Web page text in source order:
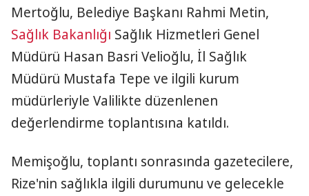
Mertoğlu, Belediye Başkanı Rahmi Metin,
Sağlık Bakanlığı Sağlık Hizmetleri Genel
Müdürü Hasan Basri Velioğlu, İl Sağlık
Müdürü Mustafa Tepe ve ilgili kurum
müdürleriyle Valilikte düzenlenen
değerlendirme toplantısına katıldı.
Memişoğlu, toplantı sonrasında gazetecilere,
Rize'nin sağlıkla ilgili durumunu ve gelecekle